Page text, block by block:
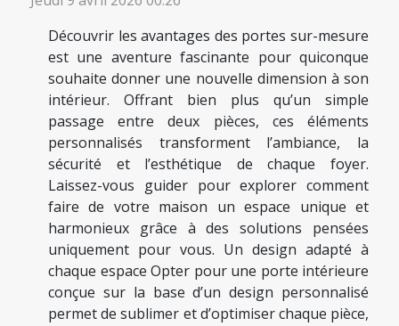
Découvrir les avantages des portes sur-mesure
est une aventure fascinante pour quiconque
souhaite donner une nouvelle dimension à son
intérieur. Offrant bien plus qu’un simple
passage entre deux pièces, ces éléments
personnalisés transforment l’ambiance, la
sécurité et l’esthétique de chaque foyer.
Laissez-vous guider pour explorer comment
faire de votre maison un espace unique et
harmonieux grâce à des solutions pensées
uniquement pour vous. Un design adapté à
chaque espace Opter pour une porte intérieure
conçue sur la base d’un design personnalisé
permet de sublimer et d’optimiser chaque pièce,